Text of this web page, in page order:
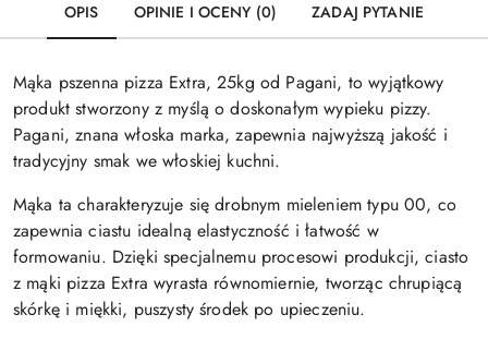
OPIS OPINIE I OCENY (0) ZADAJ PYTANIE
Mąka pszenna pizza Extra, 25kg od Pagani, to wyjątkowy
produkt stworzony z myślą o doskonałym wypieku pizzy.
Pagani, znana włoska marka, zapewnia najwyższą jakość i
tradycyjny smak we włoskiej kuchni.
Mąka ta charakteryzuje się drobnym mieleniem typu 00, co
zapewnia ciastu idealną elastyczność i łatwość w
formowaniu. Dzięki specjalnemu procesowi produkcji, ciasto
z mąki pizza Extra wyrasta równomiernie, tworząc chrupiącą
skórkę i miękki, puszysty środek po upieczeniu.